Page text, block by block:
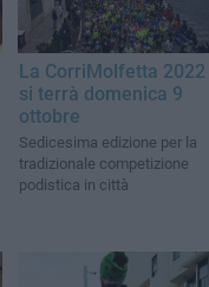
La CorriMolfetta 2022
si terrà domenica 9
ottobre
Sedicesima edizione per la
tradizionale competizione
podistica in città